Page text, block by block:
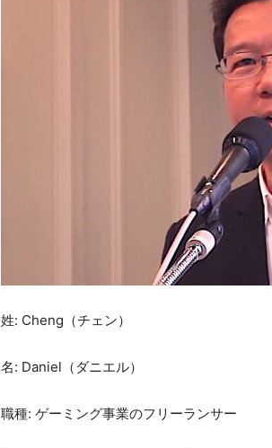
姓: Cheng（チェン）
名: Daniel（ダニエル）
職種: ゲーミング事業のフリーランサー